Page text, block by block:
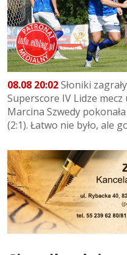
08.08 20:02Słoniki
Superscore IV Lidze
Marcina Szwedy
(2:1). Łatwo nie było, ale